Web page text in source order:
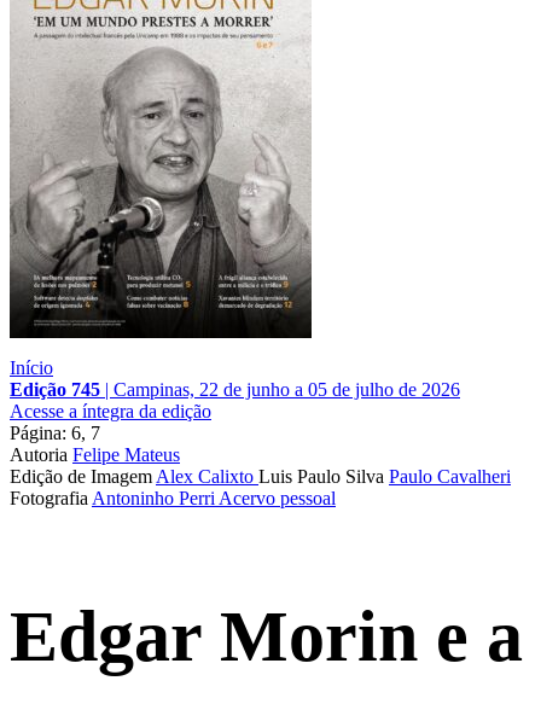
Início
Edição 745 | Campinas, 22 de junho a 05 de julho de 2026
Acesse a íntegra da edição
Página: 6, 7
Autoria Felipe Mateus
Edição de Imagem Alex Calixto Luis Paulo Silva Paulo Cavalheri
Fotografia Antoninho Perri Acervo pessoal
Edgar Morin e a